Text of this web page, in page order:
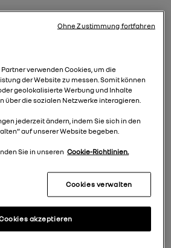
Group Deutschland GmbH
mit
Personen den Dienstleister
Personen können ihre
Webformular WhistleB
de/renaultgermany
Sachverhalt möglichst
verwenden Cookies, um die
der Website zu messen. Somit können
geolokalisierte Werbung und Inhalte
über die sozialen Netzwerke interagieren.
jederzeit ändern, indem Sie sich in den
auf unserer Website begeben.
Sie in unseren Cookie-Richtlinien.
Cookies verwalten
akzeptieren
Ohne Zustimmung fortfahren